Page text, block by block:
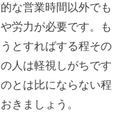
な営業時間以外でも
労力が必要です。も
とすればする程その
人は軽視しがちです
とは比にならない程
きましょう。